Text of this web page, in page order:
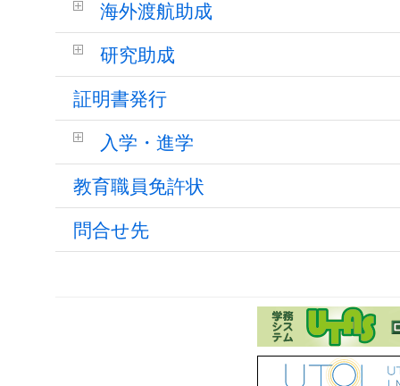
海外渡航助成
研究助成
証明書発行
入学・進学
教育職員免許状
問合せ先